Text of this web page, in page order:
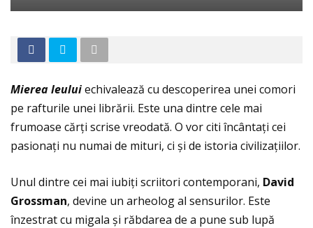
Mierea leuluiechivalează cu descoperirea unei comori
pe rafturile unei librării. Este una dintre cele mai
frumoase cărţi scrise vreodată. O vor citi încântaţi cei
pasionaţi nu numai de mituri, ci și de istoria civilizaţiilor.
Unul dintre cei mai iubiţi scriitori contemporani, David
Grossman, devine un arheolog al sensurilor. Este
înzestrat cu migala și răbdarea de a pune sub lupă